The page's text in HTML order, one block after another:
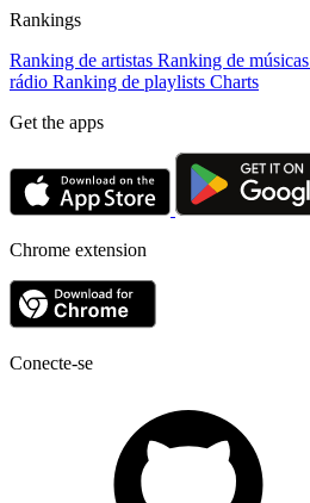
Rankings
Ranking de artistas Ranking de músicas
rádio Ranking de playlists Charts
Get the apps
Chrome extension
Conecte-se